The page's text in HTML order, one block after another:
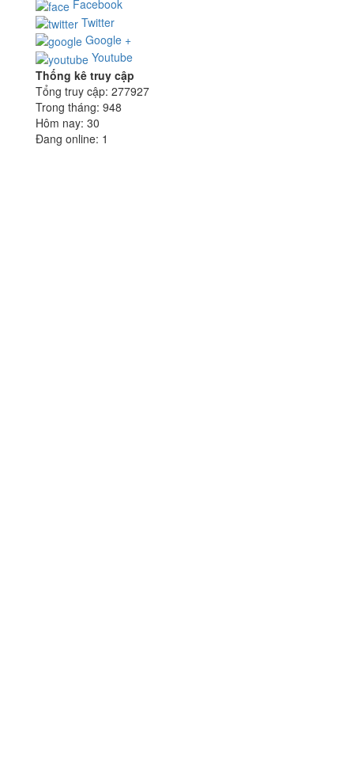
Facebook
Twitter
Google +
Youtube
Thống kê truy cập
Tổng truy cập: 277927
Trong tháng: 948
Hôm nay: 30
Đang online: 1